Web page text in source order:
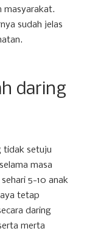
masyarakat.
sudah jelas
daring
tidak setuju
masa
5-10 anak
tetap
daring
merta